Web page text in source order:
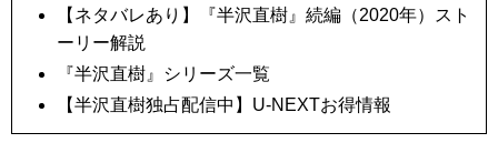
【ネタバレあり】『半沢直樹』続編（2020年）スト
ーリー解説
『半沢直樹』シリーズ一覧
【半沢直樹独占配信中】U-NEXTお得情報